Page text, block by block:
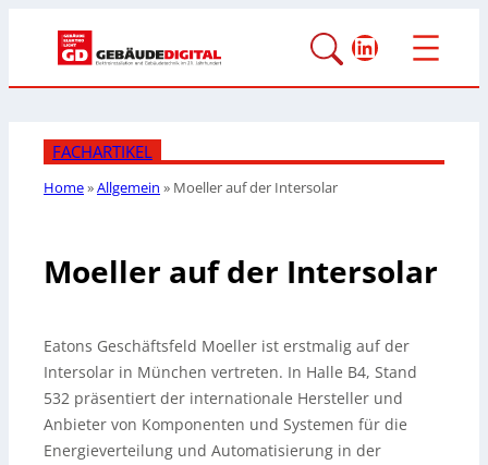
LinkedIn
FACHARTIKEL
Home»Allgemein » Moeller auf der Intersolar
Moeller auf der Intersolar
Eatons Geschäftsfeld Moeller ist erstmalig auf der
Intersolar in München vertreten. In Halle B4, Stand
532 präsentiert der internationale Hersteller und
Anbieter von Komponenten und Systemen für die
Energieverteilung und Automatisierung in der